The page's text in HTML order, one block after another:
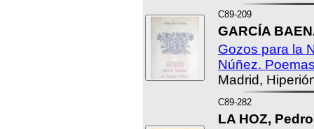
C89-209
GARCÍA
Gozos para la
Núñez.
Madrid,
C89-282
LA HOZ,